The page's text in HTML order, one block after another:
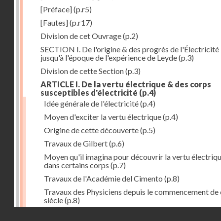
[Préface](p.r5)
[Fautes](p.r17)
Division de cet Ouvrage(p.2)
SECTION I. De l'origine & des progrès de l'Électricité
jusqu'à l'époque de l'expérience de Leyde(p.3)
Division de cette Section(p.3)
ARTICLE I. De la vertu électrique & des corps
susceptibles d'électricité (p.4)
Idée générale de l'électricité(p.4)
Moyen d'exciter la vertu électrique(p.4)
Origine de cette découverte(p.5)
Travaux de Gilbert(p.6)
Moyen qu'il imagina pour découvrir la vertu
dans certains corps (p.7)
Travaux de l'Académie del Cimento (p.8)
Travaux des Physiciens depuis le commencement de
siècle(p.8)